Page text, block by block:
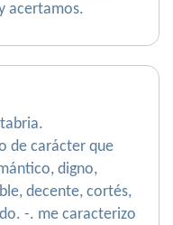
acertamos.
de carácter que
digno,
decente, cortés,
-. me caracterizo